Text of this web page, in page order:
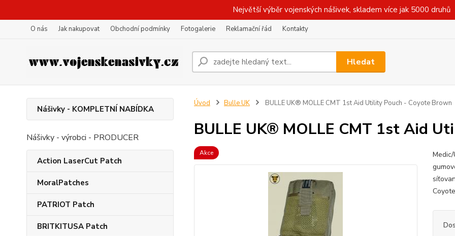
Největší výběr vojenských nášivek, skladem více jak 5000 druhů
O nás Jak nakupovat Obchodní podmínky Fotogalerie Reklamační řád Kontakty
Hledat
Nášivky - KOMPLETNÍ NABÍDKA
Nášivky - výrobci - PRODUCER
Action LaserCut Patch
MoralPatches
PATRIOT Patch
BRITKITUSA Patch
Úvod Bulle UK BULLE UK® MOLLE CMT 1st Aid Utility Pouch - Coyote Brown
BULLE UK® MOLLE CMT 1st Aid
Akce